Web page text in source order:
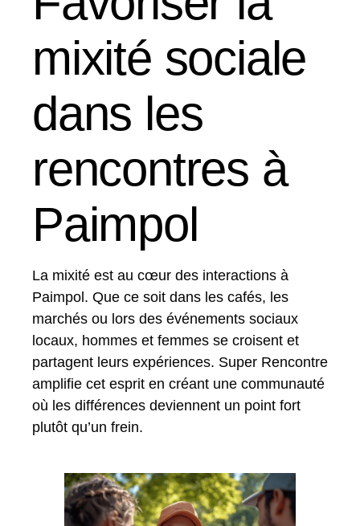
mixité sociale
dans les
rencontres à
Paimpol
La mixité est au cœur des interactions à
Paimpol. Que ce soit dans les cafés, les
marchés ou lors des événements sociaux
locaux, hommes et femmes se croisent et
partagent leurs expériences. Super Rencontre
amplifie cet esprit en créant une communauté
où les différences deviennent un point fort
plutôt qu’un frein.